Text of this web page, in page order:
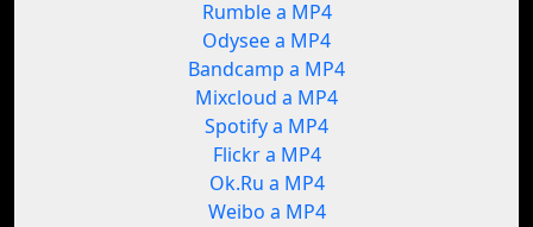
Rumble a MP4
Odysee a MP4
Bandcamp a MP4
Mixcloud a MP4
Spotify a MP4
Flickr a MP4
Ok.Ru a MP4
Weibo a MP4